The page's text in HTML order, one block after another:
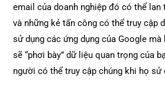
email của doanh nghiệp đó có thể lan
và những kẻ tấn công có thể truy cập
sử dụng các ứng dụng của Google
sẽ “phơi bày” dữ liệu quan trọng của
người có thể truy cập chúng khi họ sử